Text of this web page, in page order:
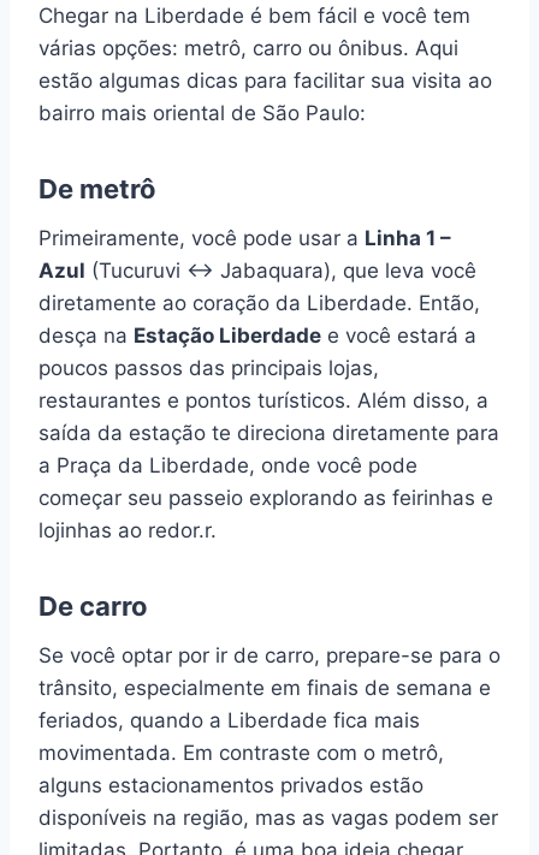
Chegar na Liberdade é bem fácil e você tem
várias opções: metrô, carro ou ônibus. Aqui
estão algumas dicas para facilitar sua visita ao
bairro mais oriental de São Paulo:
De metrô
Primeiramente, você pode usar a Linha 1 –
Azul (Tucuruvi ↔ Jabaquara), que leva você
diretamente ao coração da Liberdade. Então,
desça na Estação Liberdade e você estará a
poucos passos das principais lojas,
restaurantes e pontos turísticos. Além disso, a
saída da estação te direciona diretamente para
a Praça da Liberdade, onde você pode
começar seu passeio explorando as feirinhas e
lojinhas ao redor.r.
De carro
Se você optar por ir de carro, prepare-se para o
trânsito, especialmente em finais de semana e
feriados, quando a Liberdade fica mais
movimentada. Em contraste com o metrô,
alguns estacionamentos privados estão
disponíveis na região, mas as vagas podem ser
limitadas. Portanto, é uma boa ideia chegar